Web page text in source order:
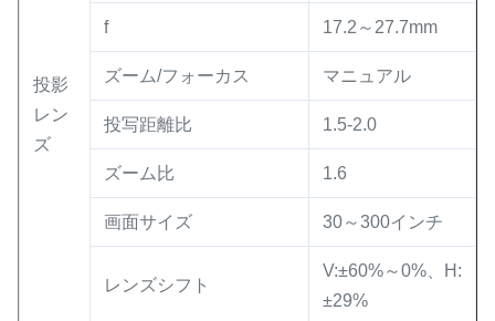
投影
レン
ズ
f 17.2～27.7mm
ズーム/フォーカス マニュアル
投写距離比 1.5-2.0
ズーム比 1.6
画面サイズ 30～300インチ
レンズシフト
V:±60%～0%、H:
±29%